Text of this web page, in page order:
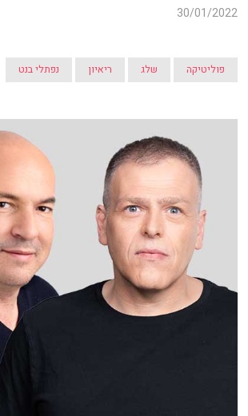
30/01/2022
פוליטיקה שלג ריאיון נפתלי בנט